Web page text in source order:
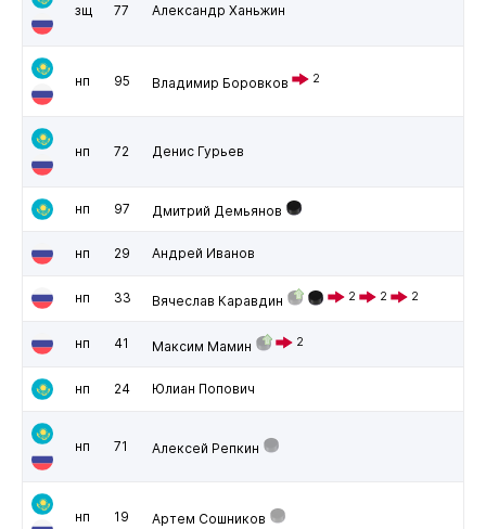
зщ 77 Александр Ханьжин
нп 95 Владимир Боровков 2
нп 72 Денис Гурьев
нп 97 Дмитрий Демьянов
нп 29 Андрей Иванов
нп 33 Вячеслав Каравдин 2 2 2
нп 41 Максим Мамин 2
нп 24 Юлиан Попович
нп 71 Алексей Репкин
нп 19 Артем Сошников